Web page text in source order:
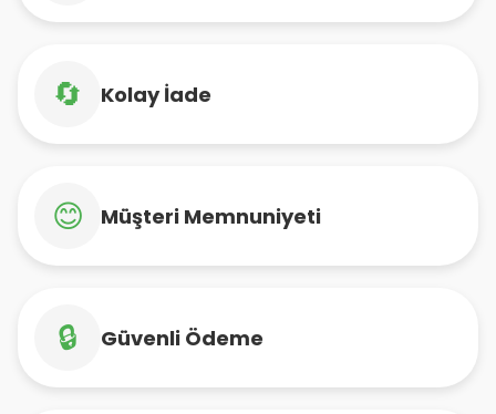
🔄 Kolay İade
😊 Müşteri Memnuniyeti
🔒 Güvenli Ödeme